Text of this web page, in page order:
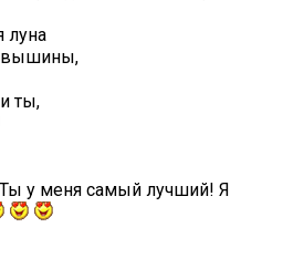
луна
вышины,
ты,
у меня самый лучший! Я